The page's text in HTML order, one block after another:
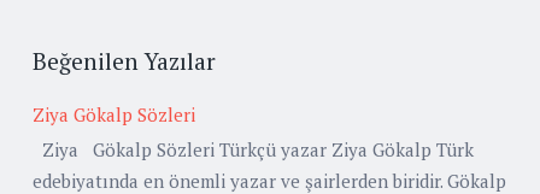
Beğenilen Yazılar
Ziya Gökalp Sözleri
Ziya Gökalp Sözleri Türkçü yazar Ziya Gökalp Türk
edebiyatında en önemli yazar ve şairlerden biridir. Gökalp